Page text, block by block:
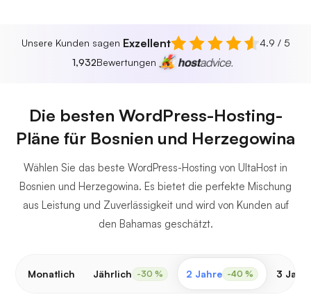
Unsere Kunden sagen Exzellent
4.9 / 5
1,932Bewertungen
Die besten WordPress-Hosting-
Pläne für Bosnien und Herzegowina
Wählen Sie das beste WordPress-Hosting von UltaHost in
Bosnien und Herzegowina. Es bietet die perfekte Mischung
aus Leistung und Zuverlässigkeit und wird von Kunden auf
den Bahamas geschätzt.
Monatlich Jährlich -30 % 2 Jahre -40 % 3